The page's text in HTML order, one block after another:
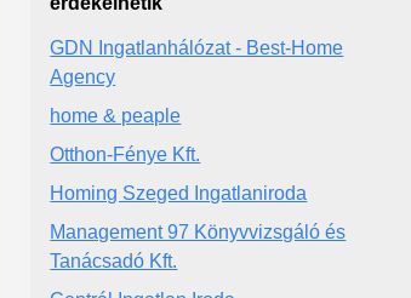
GDN Ingatlanhálózat - Best-Home
Agency
home & peaple
Otthon-Fénye Kft.
Homing Szeged Ingatlaniroda
Management 97 Könyvvizsgáló és
Tanácsadó Kft.